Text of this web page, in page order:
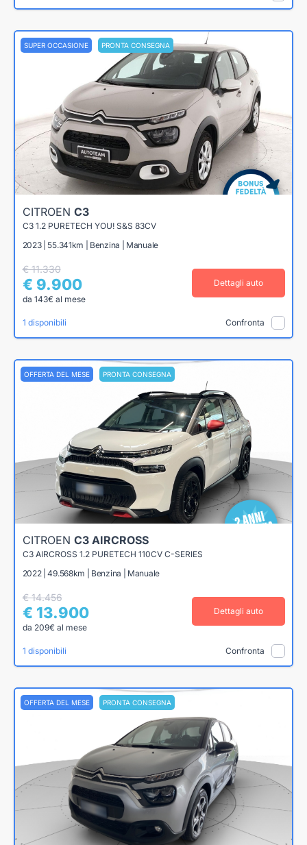
SUPER OCCASIONE PRONTA CONSEGNA
CITROEN C3
C3 1.2 PURETECH YOU! S&S 83CV
2023 | 55.341km | Benzina | Manuale
€ 11.330
€ 9.900
da 143€ al mese
Dettagli auto
1 disponibili Confronta
OFFERTA DEL MESE PRONTA CONSEGNA
CITROEN C3 AIRCROSS
C3 AIRCROSS 1.2 PURETECH 110CV C-SERIES
2022 | 49.568km | Benzina | Manuale
€ 14.456
€ 13.900
da 209€ al mese
Dettagli auto
1 disponibili Confronta
OFFERTA DEL MESE PRONTA CONSEGNA